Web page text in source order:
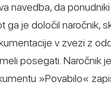
navedba, da
ga je določil naročnik,
v zvezi z
posegati. Naročnik
»Povabilo«